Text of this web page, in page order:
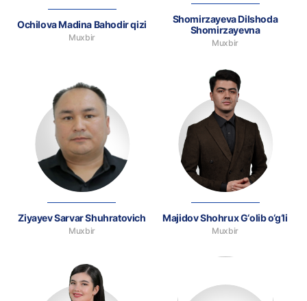
Ochilova Madina Bahodir qizi
Muxbir
Shomirzayeva Dilshoda
Shomirzayevna
Muxbir
Ziyayev Sarvar Shuhratovich
Muxbir
Majidov Shohrux G‘olib o‘g‘li
Muxbir